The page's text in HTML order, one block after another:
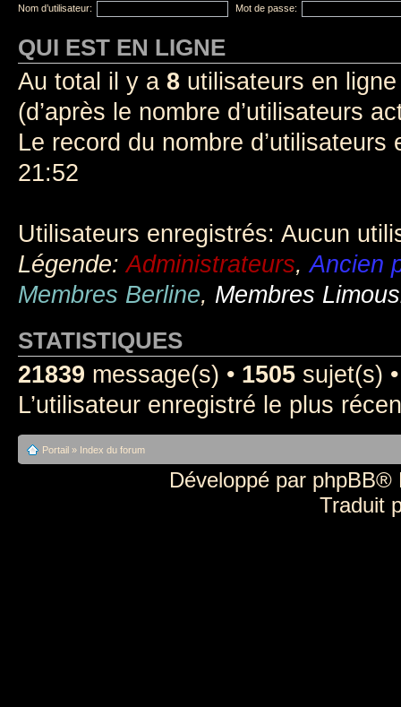
Nom d’utilisateur:
Mot de passe:
QUI EST EN LIGNE
Au total il y a 8 utilisateurs en
(d’après le nombre d’utilisateurs
Le record du nombre
21:52
Utilisateurs enregistrés: Aucun
Légende:Administrateurs,Ancien
Membres Berline, Membres
STATISTIQUES
21839 message(s) • 1505 sujet(s)
L’utilisateur enregistré le plus
Portail » Index du forum
Développé par phpBB®
Traduit